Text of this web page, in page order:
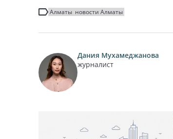
Алматы новости Алматы
Дания Мухамеджанова
журналист